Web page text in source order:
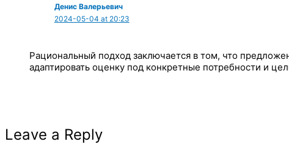
Денис Валерьевич
2024-05-04 at 20:23
Рациональный подход заключается в том, что
адаптировать оценку под конкретные потребности и
Leave a Reply